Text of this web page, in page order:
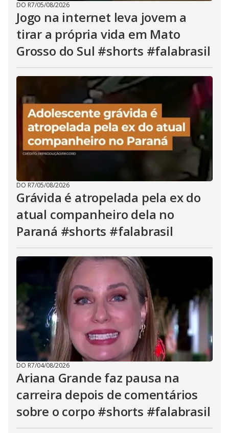
DO R7/05/08/2026
Jogo na internet leva jovem a
tirar a própria vida em Mato
Grosso do Sul #shorts #falabrasil
DO R7/05/08/2026
Grávida é atropelada pela ex do
atual companheiro dela no
Paraná #shorts #falabrasil
DO R7/04/08/2026
Ariana Grande faz pausa na
carreira depois de comentários
sobre o corpo #shorts #falabrasil